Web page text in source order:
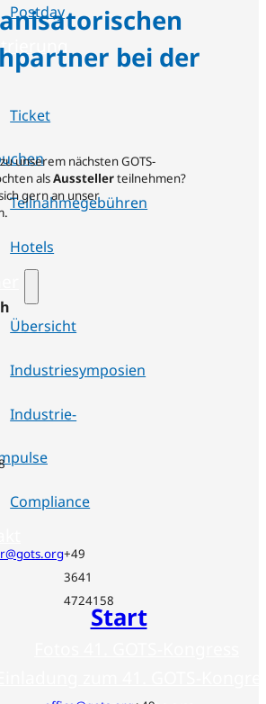
Postday
Ticket
Teilnahmegebühren
Hotels
Übersicht
Industriesymposien
Industrie-
Compliance
Start
bei der
zu unserem nächsten GOTS-
alsAusstellerteilnehmen?
gern an unser
+49
3641
4724158